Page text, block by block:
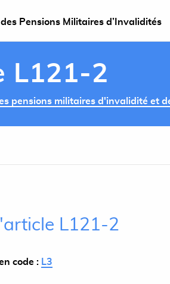
Pensions Militaires d’Invalidités
L121-2
pensions militaires d'invalidité et
L121-2
code : L3